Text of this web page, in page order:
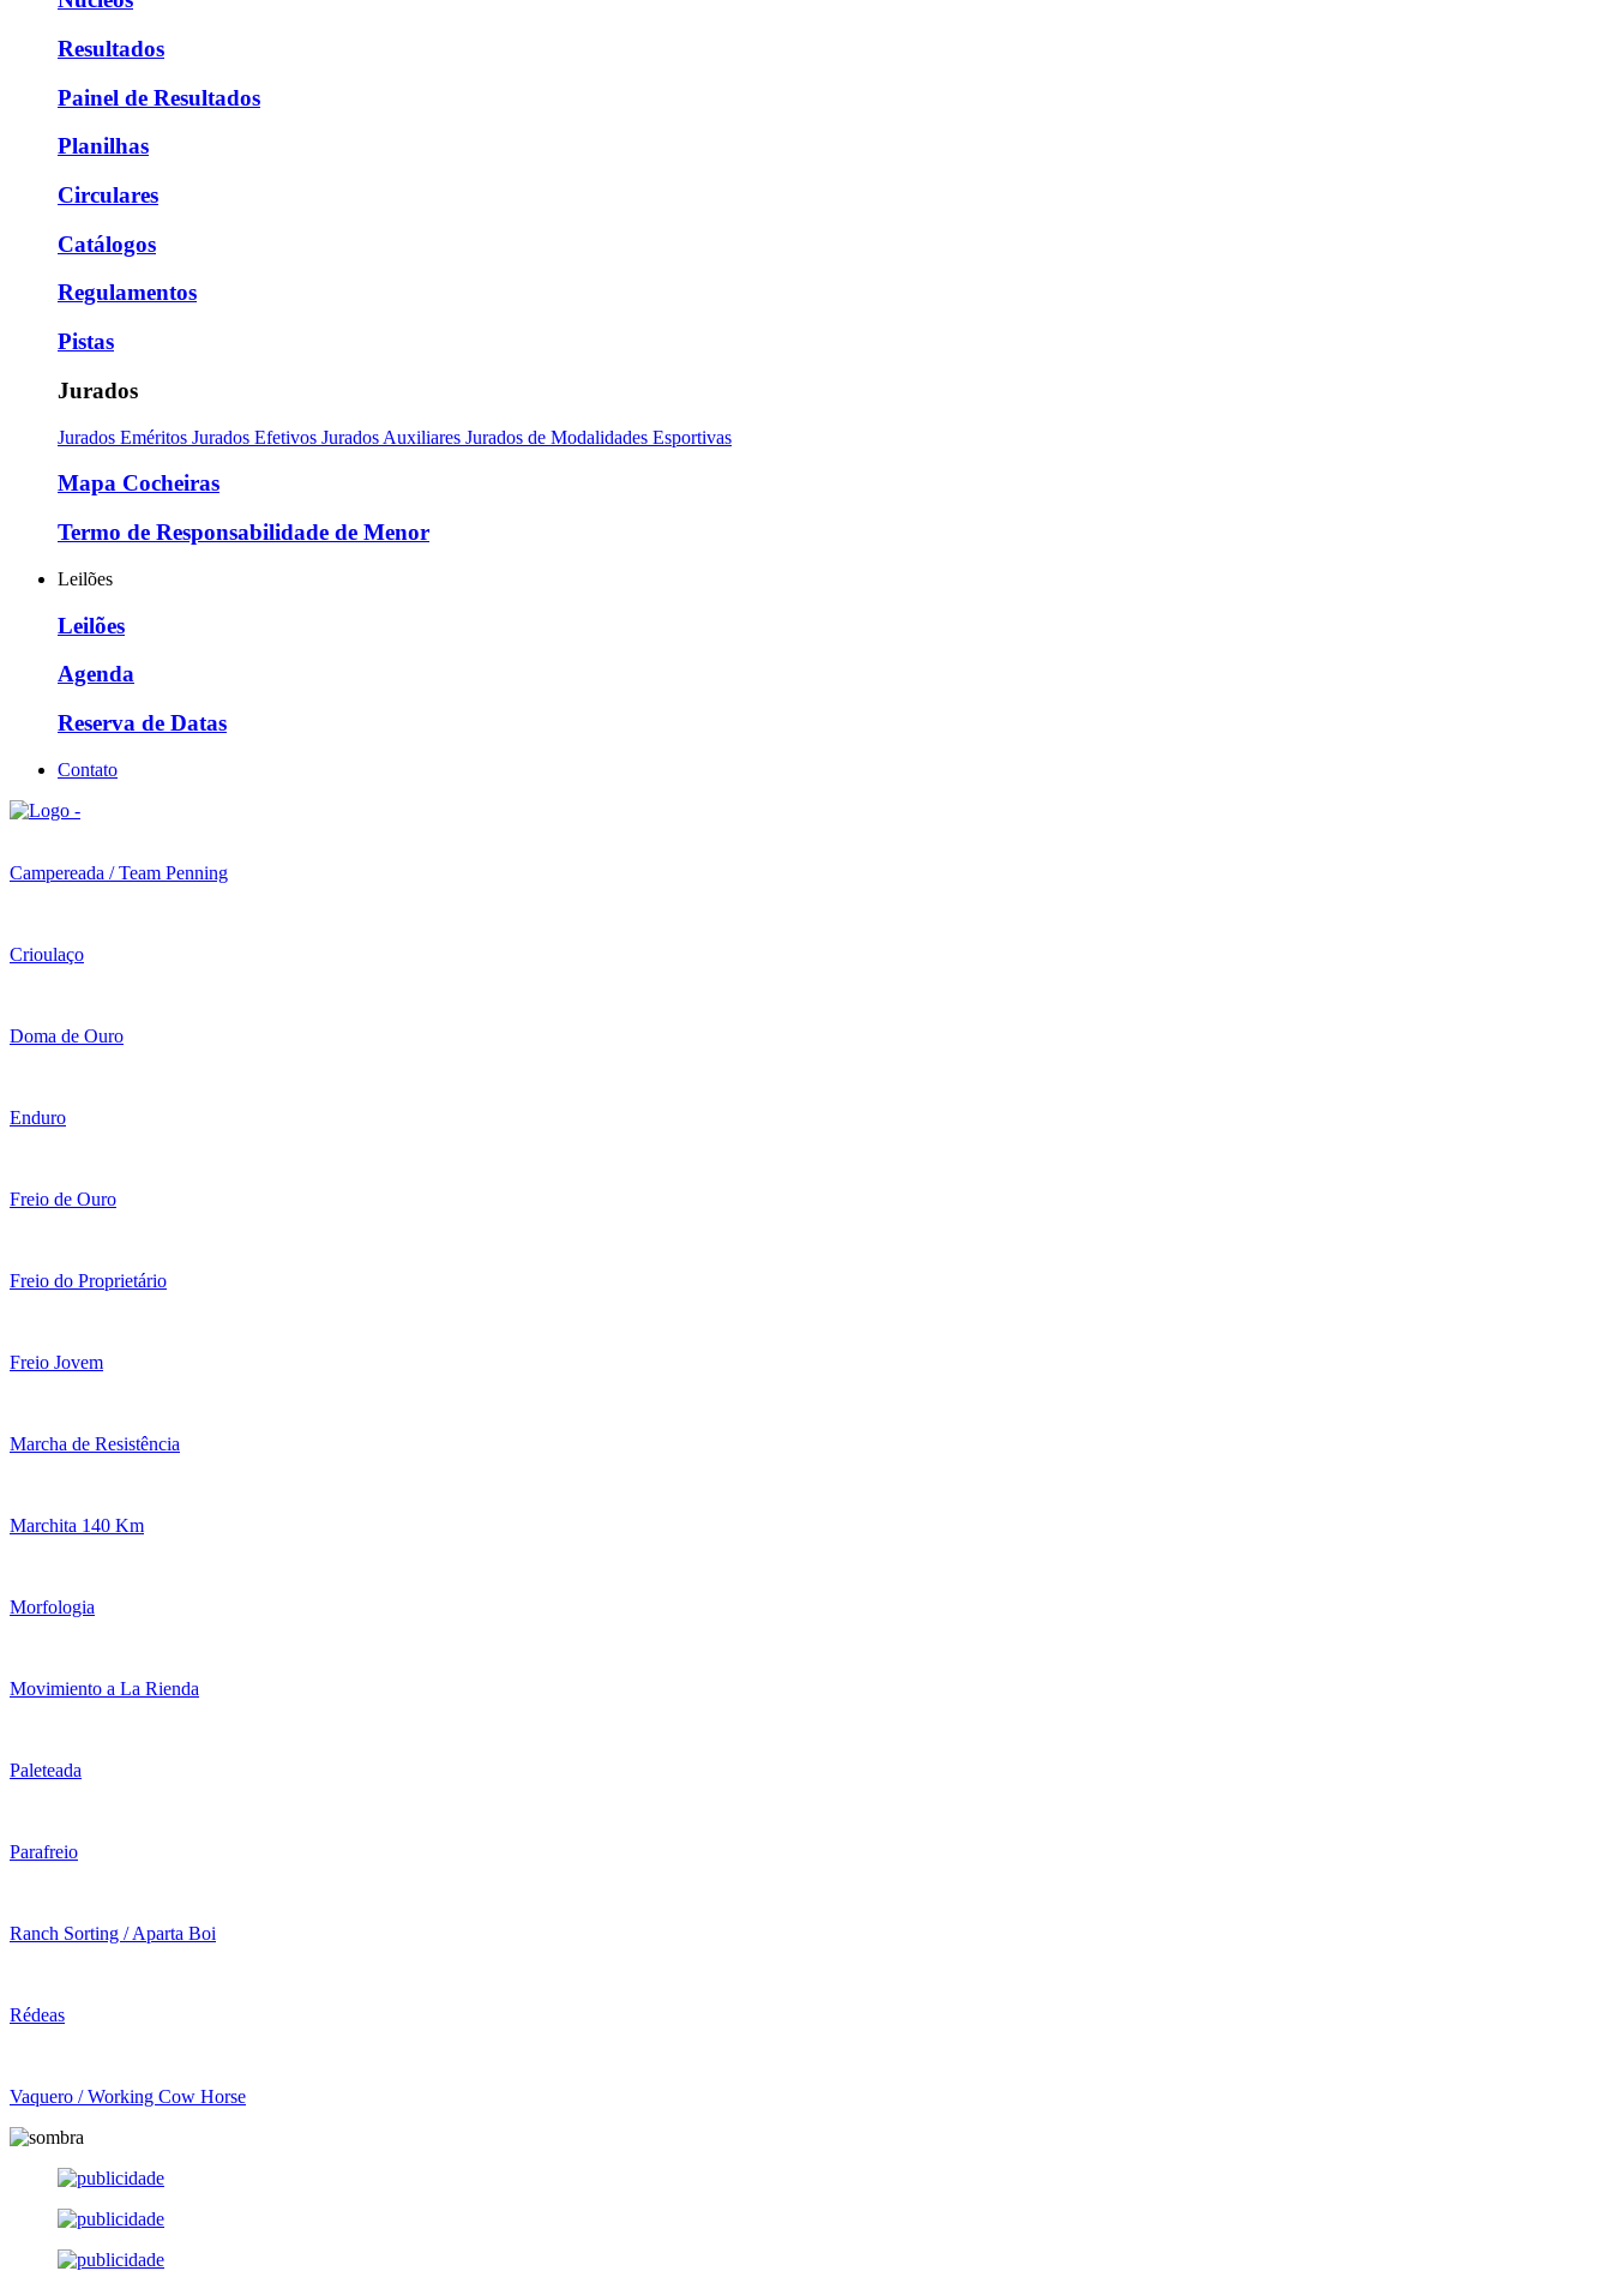
Resultados
Painel de Resultados
Planilhas
Circulares
Catálogos
Regulamentos
Pistas
Jurados
Jurados Eméritos Jurados Efetivos Jurados Auxiliares Jurados de Modalidades Esportivas
Mapa Cocheiras
Termo de Responsabilidade de Menor
Leilões
Leilões
Agenda
Reserva de Datas
Contato
Campereada / Team Penning
Crioulaço
Doma de Ouro
Enduro
Freio de Ouro
Freio do Proprietário
Freio Jovem
Marcha de Resistência
Marchita 140 Km
Morfologia
Movimiento a La Rienda
Paleteada
Parafreio
Ranch Sorting / Aparta Boi
Rédeas
Vaquero / Working Cow Horse